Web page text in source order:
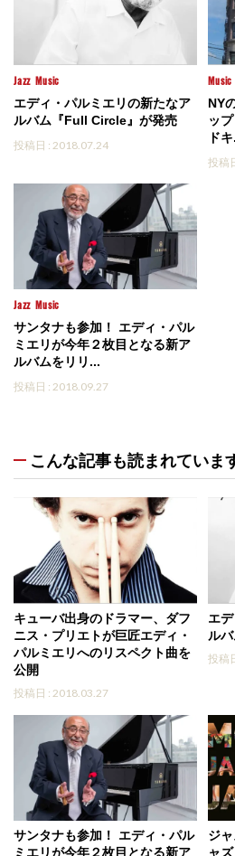
Jazz Music
エディ・パルミエリの新たなア
ルバム『Full Circle』が発売
投稿日 : 2018.07.24
Music
NY
ッ
ド
投稿
Jazz Music
サンタナも参加！ エディ・パル
ミエリが今年２枚目となる新ア
ルバムをリリ...
投稿日 : 2018.09.27
こんな記事も読まれていま
キューバ出身のドラマー、ダフ
ニス・プリエトが巨匠エディ・
パルミエリへのリスペクト曲を
公開
投稿日 : 2018.03.27
エ
ル
投稿
サンタナも参加！ エディ・パル
ミエリが今年２枚目となる新ア
ジ
ャ